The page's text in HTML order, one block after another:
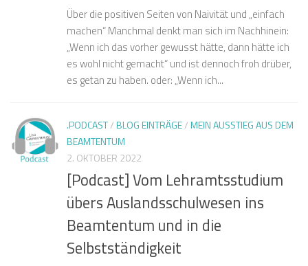
Über die positiven Seiten von Naivität und „einfach
machen“ Manchmal denkt man sich im Nachhinein:
„Wenn ich das vorher gewusst hätte, dann hätte ich
es wohl nicht gemacht“ und ist dennoch froh drüber,
es getan zu haben. oder: „Wenn ich...
.PODCAST/BLOG EINTRÄGE/MEIN AUSSTIEG AUS DEM
BEAMTENTUM
2. OKTOBER 2022
[Podcast] Vom Lehramtsstudium
übers Auslandsschulwesen ins
Beamtentum und in die
Selbstständigkeit